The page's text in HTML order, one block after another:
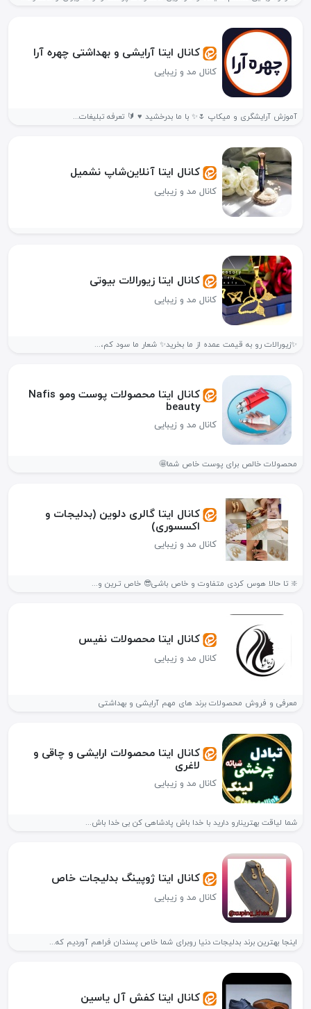
کانال ایتا آرایشی و بهداشتی چهره آرا
کانال مد و زیبایی
آموزش آرایشگری و میکاپ 🌷✨ با ما بدرخشید ♥️ 🔰 تعرفه تبلیغات...
کانال ایتا آنلاین‌شاپ نشمیل
کانال مد و زیبایی
کانال ایتا زیورالات بیوتی
کانال مد و زیبایی
✨زیورالات رو به قیمت عمده از ما بخرید✨ شعار ما سود کم،...
کانال ایتا محصولات پوست ومو Nafis
beauty
کانال مد و زیبایی
محصولات خالص برای پوست خاص شما🤩
کانال ایتا گالری دلوین (بدلیجات و
اکسسوری)
کانال مد و زیبایی
❇️ تا حالا هوس کردی متفاوت و خاص باشی😎 خاص تـرین و...
کانال ایتا محصولات نفیس
کانال مد و زیبایی
معرفی و فروش محصولات برند های مهم آرایشی و بهداشتی
کانال ایتا محصولات ارایشی و چاقی و
لاغری
کانال مد و زیبایی
شما لیاقت بهترینارو دارید با خدا باش پادشاهی کن بی خدا باش...
کانال ایتا ژوپینگ بدلیجات خاص
کانال مد و زیبایی
اینجا بهترین برند بدلیجات دنیا روبرای شما خاص پسندان فراهم آوردیم که...
کانال ایتا کفش آل یاسین